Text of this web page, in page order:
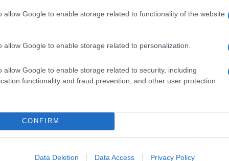
allow Google to enable storage related to functionality of the website
allow Google to enable storage related to personalization.
allow Google to enable storage related to security, including
functionality and fraud prevention, and other user protection.
CONFIRM
Data Deletion Data Access Privacy Policy
του Άκη Τσοχατζόπουλου
τη Βίκυ Σταμάτη –
σε δώμα και τον έδενε”
- 16:12